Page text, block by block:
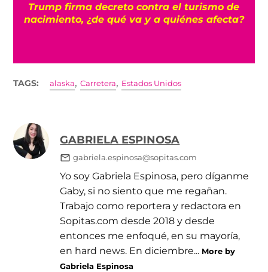
Trump firma decreto contra el turismo de
nacimiento, ¿de qué va y a quiénes afecta?
TAGS: alaska,Carretera, Estados Unidos
GABRIELA ESPINOSA
gabriela.espinosa@sopitas.com
Yo soy Gabriela Espinosa, pero díganme
Gaby, si no siento que me regañan.
Trabajo como reportera y redactora en
Sopitas.com desde 2018 y desde
entonces me enfoqué, en su mayoría,
en hard news. En diciembre... More by
Gabriela Espinosa